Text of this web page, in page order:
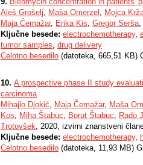
Aleš Grošelj, Maša Omerzel , Mojca
Maja Čemažar, Erika Kis, Gregor Serša,
Ključne besede: electrochemotherapy,
tumor samples, drug delivery
Celotno besedilo (datoteka, 665,51 KB)
10. A prospective phase II study
carcinoma
Mihajlo Djokić, Maja Čemažar, Maša
Kos, Miha Štabuc, Borut Štabuc, Rado
Trotovšek, 2020, izvirni znanstveni
Ključne besede: electrochemotherapy,
Celotno besedilo (datoteka, 11,93 MB)